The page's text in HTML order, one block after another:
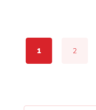
1 2